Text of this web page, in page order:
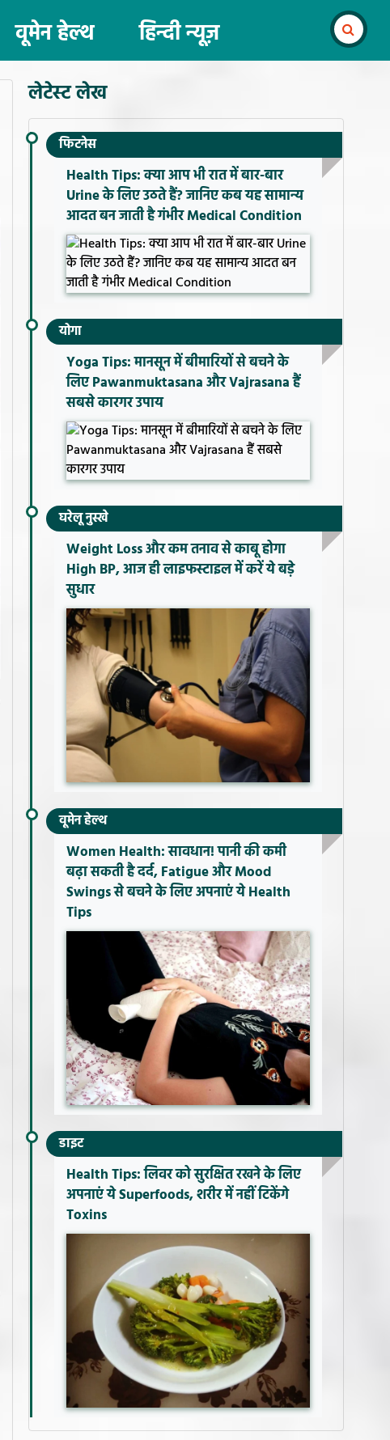
वूमेन हेल्थ हिन्दी न्यूज़
लेटेस्ट लेख
फिटनेस
Health Tips: क्या आप भी रात में बार-बार
Urine के लिए उठते हैं? जानिए कब यह सामान्य
आदत बन जाती है गंभीर Medical Condition
योगा
Yoga Tips: मानसून में बीमारियों से बचने के
लिए Pawanmuktasana और Vajrasana हैं
सबसे कारगर उपाय
घरेलू नुस्खे
Weight Loss और कम तनाव से काबू होगा
High BP, आज ही लाइफस्टाइल में करें ये बड़े
सुधार
वूमेन हेल्थ
Women Health: सावधान! पानी की कमी
बढ़ा सकती है दर्द, Fatigue और Mood
Swings से बचने के लिए अपनाएं ये Health
Tips
डाइट
Health Tips: लिवर को सुरक्षित रखने के लिए
अपनाएं ये Superfoods, शरीर में नहीं टिकेंगे
Toxins